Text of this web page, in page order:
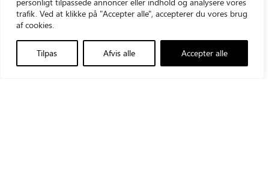
trafik. Ved at klikke på "Accepter alle", accepterer du vores brug
af cookies.
Tilpas Afvis alle Accepter alle